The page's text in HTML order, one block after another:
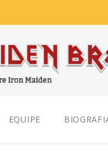
EQUIPE